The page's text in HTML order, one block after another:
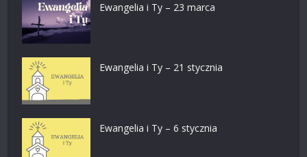
Ewangelia i Ty – 23 marca
Ewangelia i Ty – 21 stycznia
Ewangelia i Ty – 6 stycznia